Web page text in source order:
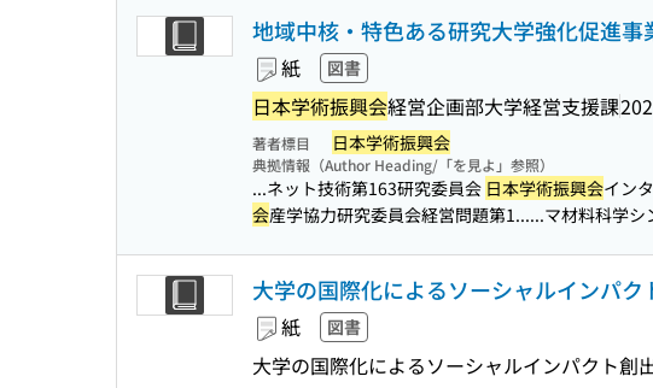
地域中核・特色ある研究大学強化促進事
紙 図書
日本学術振興会経営企画部大学経営支援課
著者標目 日本学術振興会
典拠情報（Author Heading/「を見よ」参照）
...ネット技術第163研究委員会 日本学術振興会イン
会産学協力研究委員会経営問題第1......マ材料科学シ
大学の国際化によるソーシャルインパ
紙 図書
大学の国際化によるソーシャルインパクト創